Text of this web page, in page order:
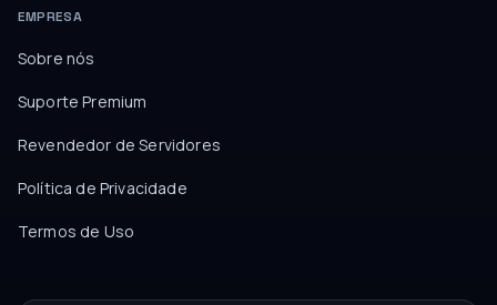
EMPRESA
Sobre nós
Suporte Premium
Revendedor de Servidores
Política de Privacidade
Termos de Uso